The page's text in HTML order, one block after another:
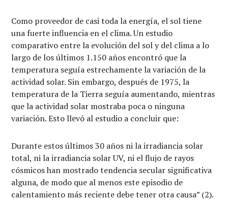
Como proveedor de casi toda la energía, el sol tiene
una fuerte influencia en el clima. Un estudio
comparativo entre la evolución del sol y del clima a lo
largo de los últimos 1.150 años encontró que la
temperatura seguía estrechamente la variación de la
actividad solar. Sin embargo, después de 1975, la
temperatura de la Tierra seguía aumentando, mientras
que la actividad solar mostraba poca o ninguna
variación. Esto llevó al estudio a concluir que:
Durante estos últimos 30 años ni la irradiancia solar
total, ni la irradiancia solar UV, ni el flujo de rayos
cósmicos han mostrado tendencia secular significativa
alguna, de modo que al menos este episodio de
calentamiento más reciente debe tener otra causa” (2).